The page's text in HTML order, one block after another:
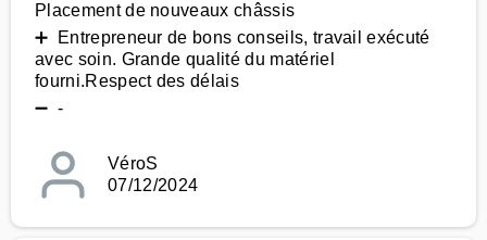
Placement de nouveaux châssis
➕ Entrepreneur de bons conseils, travail exécuté
avec soin. Grande qualité du matériel
fourni.Respect des délais
➖ -
VéroS
07/12/2024